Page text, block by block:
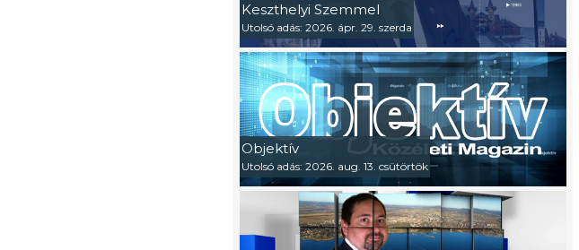
Keszthelyi Szemmel
Utolsó adás: 2026. ápr. 29. szerda
Objektív
Utolsó adás: 2026. aug. 13. csütörtök